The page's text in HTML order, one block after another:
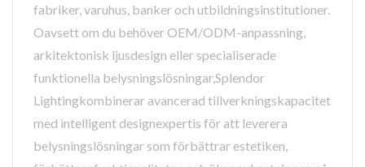
fabriker, varuhus, banker och utbildningsinstitutioner.
Oavsett om du behöver OEM/ODM-anpassning,
arkitektonisk ljusdesign eller specialiserade
funktionella belysningslösningar,Splendor
Lightingkombinerar avancerad tillverkningskapacitet
med intelligent designexpertis för att leverera
belysningslösningar som förbättrar estetiken,